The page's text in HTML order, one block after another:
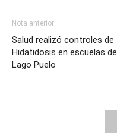
Nota anterior
Salud realizó controles de
Hidatidosis en escuelas de
Lago Puelo